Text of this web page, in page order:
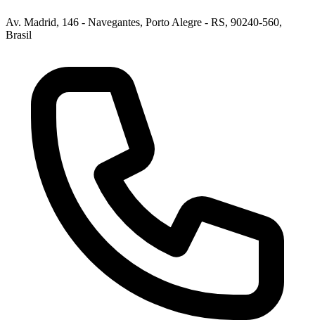
Av. Madrid, 146 - Navegantes, Porto Alegre - RS, 90240-560,
Brasil